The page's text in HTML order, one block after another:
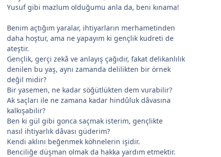
Yusuf gibi mazlum olduğumu anla da, beni kınama!
Benim açtığım yaralar, ihtiyarların merhametinden
daha hoştur, ama ne yapayım ki gençlik kudreti de
ateştir.
Gençlik, gerçi zekâ ve anlayış çağıdır, fakat delikanlılık
denilen bu yaş, aynı zamanda delilikten bir örnek
değil midir?
Bir yasemen, ne kadar söğütlükten dem vurabilir?
Ak saçları ile ne zamana kadar hindûluk dâvasına
kalkışabilir?
Ben ki gül gibi gonca saçmak isterim, gençlikte
nasıl ihtiyarlık dâvası güderim?
Kendi aklını beğenmek köhnelerin işidir.
Benciliğe düşman olmak da hakka yardım etmektir.